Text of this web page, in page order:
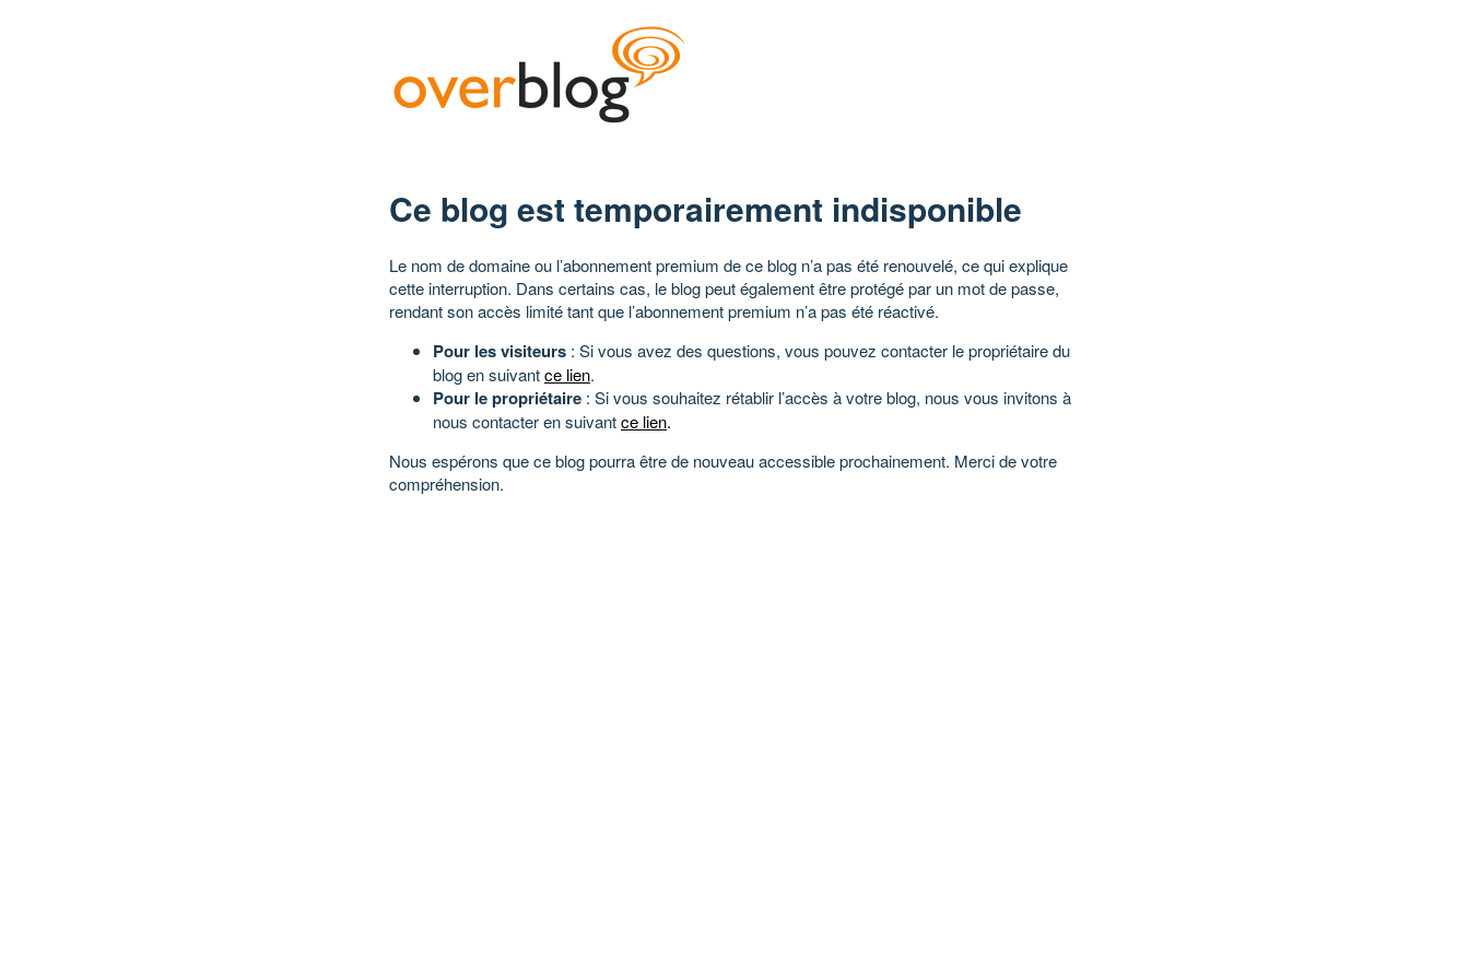
Ce blog est temporairement indisponible
Le nom de domaine ou l’abonnement premium de ce blog n’a pas été renouvelé, ce qui explique
cette interruption. Dans certains cas, le blog peut également être protégé par un mot de passe,
rendant son accès limité tant que l’abonnement premium n’a pas été réactivé.
Pour les visiteurs : Si vous avez des questions, vous pouvez contacter le propriétaire du
blog en suivantce lien.
Pour le propriétaire : Si vous souhaitez rétablir l’accès à votre blog, nous vous invitons à
nous contacter en suivantce lien.
Nous espérons que ce blog pourra être de nouveau accessible prochainement. Merci de votre
compréhension.